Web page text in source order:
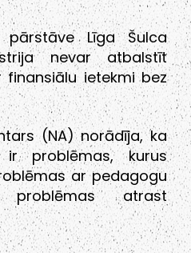
pārstāve Līga Šulca
nevar atbalstīt
ietekmi bez
(NA) norādīja, ka
ir problēmas, kurus
ar pedagogu
atrast